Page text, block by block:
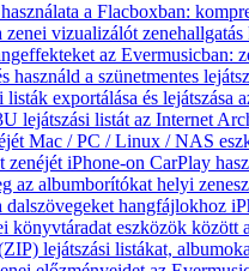
a Flacboxban:
vizualizálót
az Evermusicban:
használd a szünetmentes
exportálása és lejátszása
lejátszási listát az Internet
Mac / PC / Linux / NAS
zenéjét iPhone-on CarPlay
az albumborítókat helyi
dalszövegeket hangfájlokhoz
könyvtáradat eszközök között
lejátszási listákat,